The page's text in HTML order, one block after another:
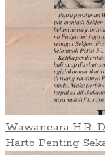
Wawancara H.R.
Harto Penting